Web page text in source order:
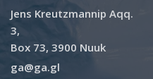
Jens Kreutzmannip Aqq.
3,
Box 73, 3900 Nuuk
ga@ga.gl